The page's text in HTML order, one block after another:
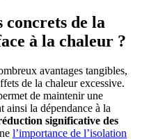
concrets de la
à la chaleur ?
avantages tangibles,
de la chaleur excessive.
de maintenir une
ainsi la dépendance à la
significative des
l’importance de l’isolation